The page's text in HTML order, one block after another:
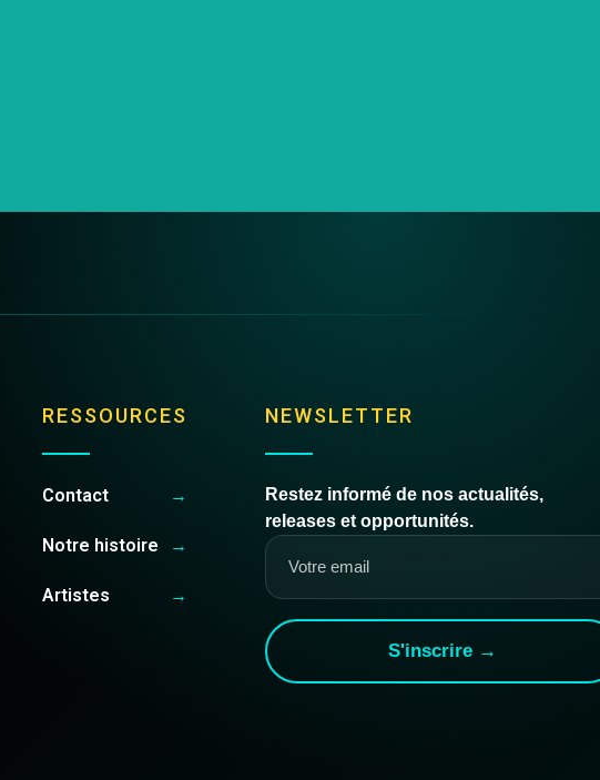
RESSOURCES
Contact →
Notre histoire →
Artistes →
NEWSLETTER
Restez informé de nos actualités,
releases et opportunités.
S'inscrire →